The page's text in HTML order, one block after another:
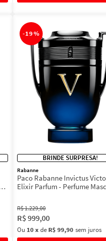
-19%
BRINDE SURPRESA!
Rabanne
Paco Rabanne Invictus
Elixir Parfum - Perfume
R$1.229,00
R$999,00
Ou 10xde R$ 99,90 sem juros